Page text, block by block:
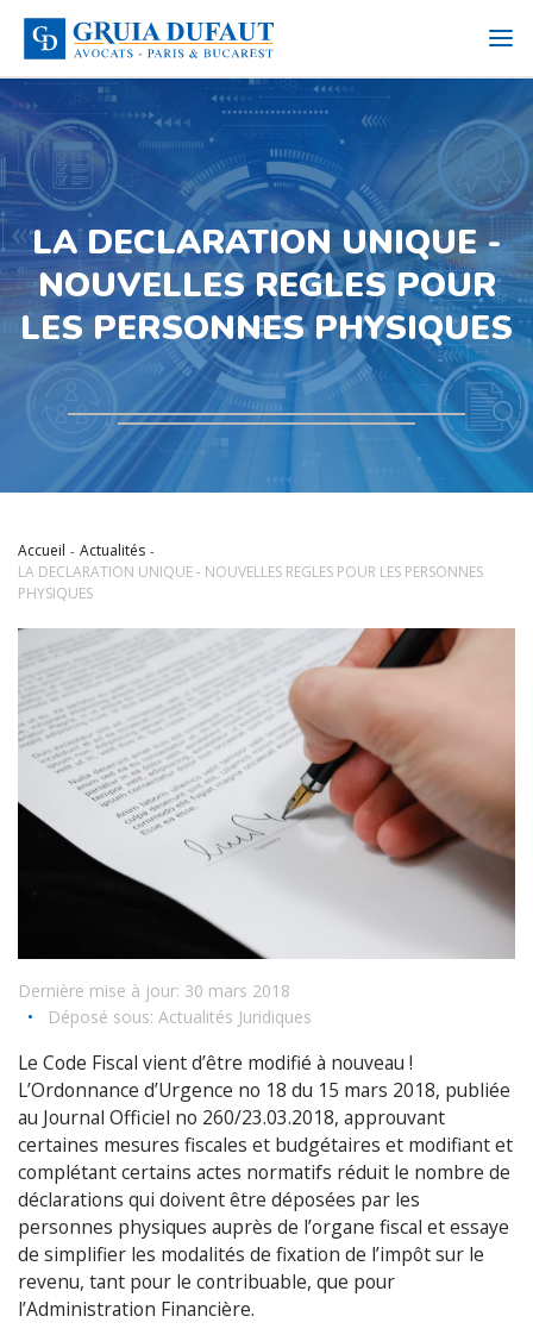
LA DECLARATION UNIQUE -
NOUVELLES REGLES POUR
LES PERSONNES PHYSIQUES
Accueil
Actualités
LA DECLARATION UNIQUE - NOUVELLES REGLES POUR LES PERSONNES
PHYSIQUES
Dernière mise à jour: 30 mars 2018
•
Déposé sous: Actualités Juridiques
Le Code Fiscal vient d’être modifié à nouveau !
L’Ordonnance d’Urgence no 18 du 15 mars 2018, publiée
au Journal Officiel no 260/23.03.2018, approuvant
certaines mesures fiscales et budgétaires et modifiant et
complétant certains actes normatifs réduit le nombre de
déclarations qui doivent être déposées par les
personnes physiques auprès de l’organe fiscal et essaye
de simplifier les modalités de fixation de l’impôt sur le
revenu, tant pour le contribuable, que pour
l’Administration Financière.